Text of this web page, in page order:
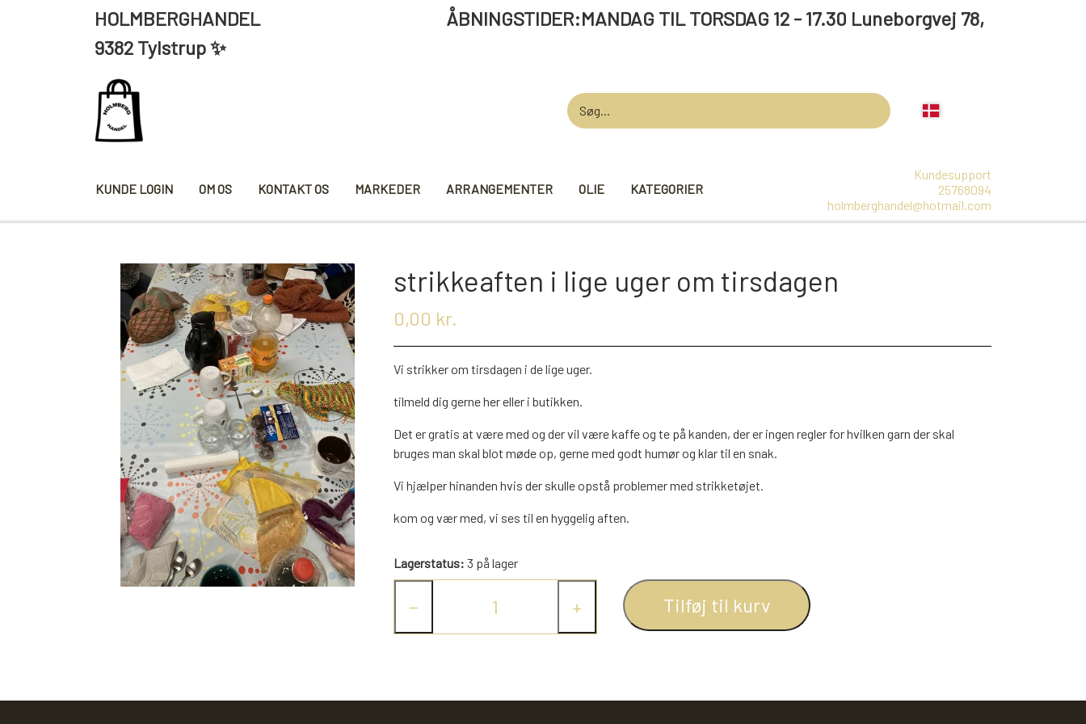
HOLMBERGHANDEL ÅBNINGSTIDER:MANDAG TIL TORSDAG 12 - 17.30 Luneborgvej 78,
9382 Tylstrup ✨
KUNDE LOGIN OM OS KONTAKT OS MARKEDER ARRANGEMENTER OLIE KATEGORIER
KRYDDERIER
SALT/PEBER
PAPRIKA/CHILI
KARRY KRYDDERIER
KRYDDERURTER
BAGEKRYDDERI/ KRYMMEL
MIXKRYDDERIER
DIVERSE
HYBENGAARDEN GARN
VIKINGEGARN
GB-GARN
MAYFLOWER
NAVIA GARN
LAMMY GARN
DIVERSE GARN
LANA GROSSA
ISLANDSK GARN FRA ISTEX
STRIKKE TILBEHØR
MADE BY ...
RUNDPINDE
FÆRDIGSTRIK FRA VIKING I NORGE SJOV OG LEG
STITCH BAMSER
FJERNSTYRET BIL
Kundesupport
25768094
holmberghandel@hotmail.com
strikkeaften i lige uger om tirsdagen
0,00 kr.
Vi strikker om tirsdagen i de lige uger.
tilmeld dig gerne her eller i butikken.
Det er gratis at være med og der vil være kaffe og te på kanden, der er ingen regler for hvilken garn der skal
bruges man skal blot møde op, gerne med godt humør og klar til en snak.
Vi hjælper hinanden hvis der skulle opstå problemer med strikketøjet.
kom og vær med, vi ses til en hyggelig aften.
Lagerstatus: 3 på lager
− + Tilføj til kurv